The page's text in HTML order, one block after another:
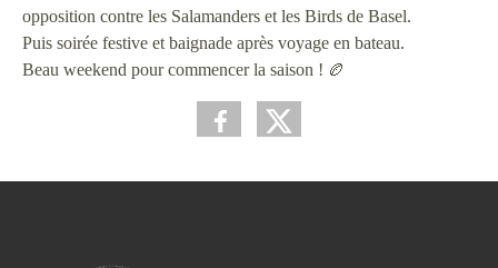
opposition contre les Salamanders et les Birds de Basel.
Puis soirée festive et baignade après voyage en bateau.
Beau weekend pour commencer la saison ! 🏉